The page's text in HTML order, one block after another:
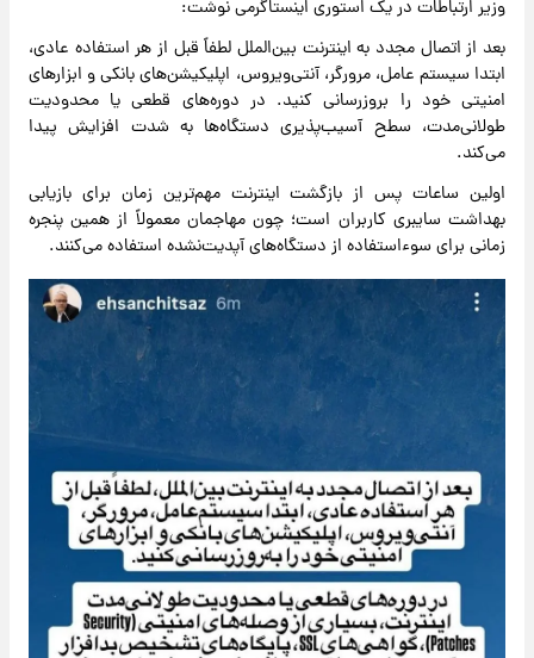
وزیر ارتباطات در یک استوری اینستاگرمی نوشت:
بعد از اتصال مجدد به اینترنت بین‌الملل لطفاً قبل از هر استفاده عادی،
ابتدا سیستم عامل، مرورگر، آنتی‌ویروس، اپلیکیشن‌های بانکی و ابزارهای
امنیتی خود را بروزرسانی کنید. در دوره‌های قطعی یا محدودیت
طولانی‌مدت، سطح آسیب‌پذیری دستگاه‌ها به شدت افزایش پیدا
می‌کند.
اولین ساعات پس از بازگشت اینترنت مهم‌ترین زمان برای بازیابی
بهداشت سایبری کاربران است؛ چون مهاجمان معمولاً از همین پنجره
زمانی برای سوءاستفاده از دستگاه‌های آپدیت‌نشده استفاده می‌کنند.